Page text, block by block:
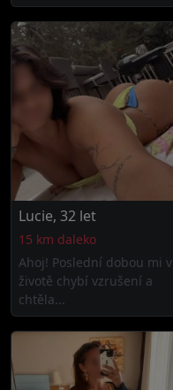
Lucie, 32 let
15 km daleko
Ahoj! Poslední dobou mi v
životě chybí vzrušení a
chtěla...